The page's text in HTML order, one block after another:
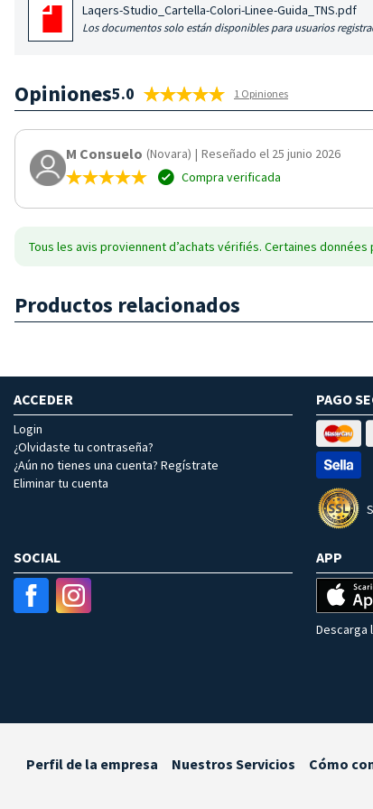
Laqers-Studio_Cartella-Colori-Linee-Guida_TNS.pdf
Los documentos solo están disponibles para usuarios
Opiniones5.0 1 Opiniones
M Consuelo (Novara) | Reseñado el 25 junio 2026
Compra verificada
Tous les avis proviennent d’achats vérifiés. Certaines
Productos relacionados
ACCEDER
Login
¿Olvidaste tu contraseña?
¿Aún no tienes una cuenta? Regístrate
Eliminar tu cuenta
PAGO
SOCIAL APP
Descarga
Perfil de la empresa Nuestros Servicios Cómo